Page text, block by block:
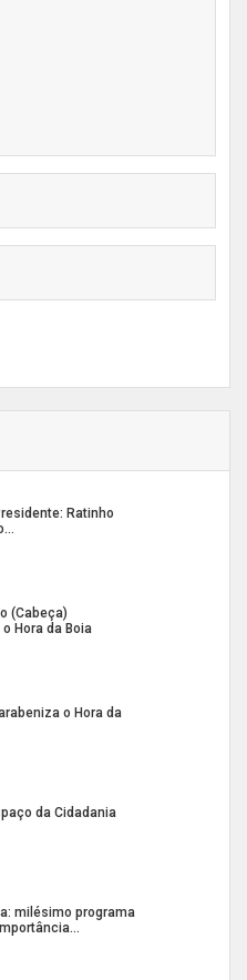
Ratinho
(Cabeça)
Hora da Boia
o Hora da
da Cidadania
milésimo programa